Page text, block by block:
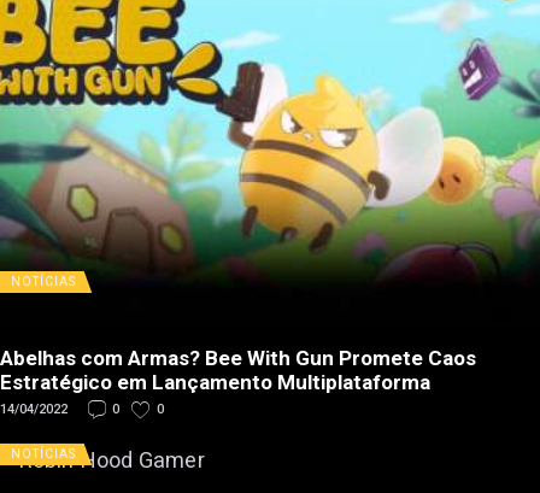
NOTÍCIAS
Abelhas com Armas? Bee With Gun Promete Caos
Estratégico em Lançamento Multiplataforma
14/04/2022 0 0
NOTÍCIAS